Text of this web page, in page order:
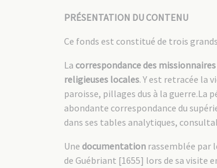
PRÉSENTATION DU CONTENU
Ce fonds est constitué de trois
La correspondance des
religieuses locales. Y est retracée la
paroisse, pillages dus à la guerre.La
abondante correspondance du
dans ses tables analytiques,
Une documentation rassemblée par
de Guébriant [1655] lors de sa visite